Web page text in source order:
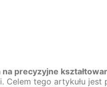
precyzyjne
tego artykułu